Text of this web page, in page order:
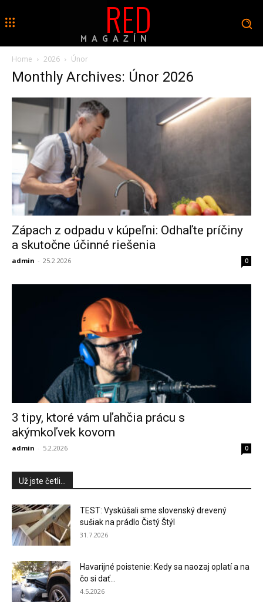
RED
MAGAZÍN
Home 2026 Únor
Monthly Archives: Únor 2026
Zápach z odpadu v kúpeľni: Odhaľte príčiny
a skutočne účinné riešenia
admin - 25.2.2026 0
3 tipy, ktoré vám uľahčia prácu s
akýmkoľvek kovom
admin - 5.2.2026 0
Už jste četli...
TEST: Vyskúšali sme slovenský drevený
sušiak na prádlo Čistý Štýl
31.7.2026
Havarijné poistenie: Kedy sa naozaj oplatí a na
čo si dať...
4.5.2026